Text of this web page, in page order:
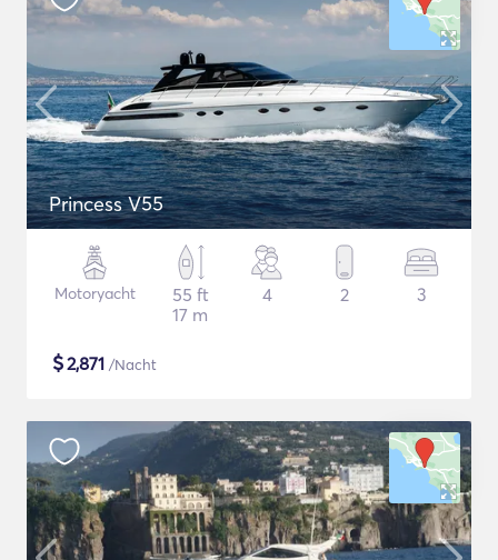
Princess V55
Motoryacht
55 ft
17 m
4 2 3
$2,871 /Nacht